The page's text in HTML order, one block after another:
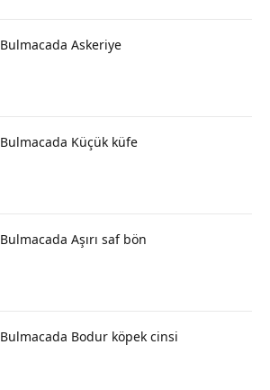
Bulmacada Askeriye
Bulmacada Küçük küfe
Bulmacada Aşırı saf bön
Bulmacada Bodur köpek cinsi